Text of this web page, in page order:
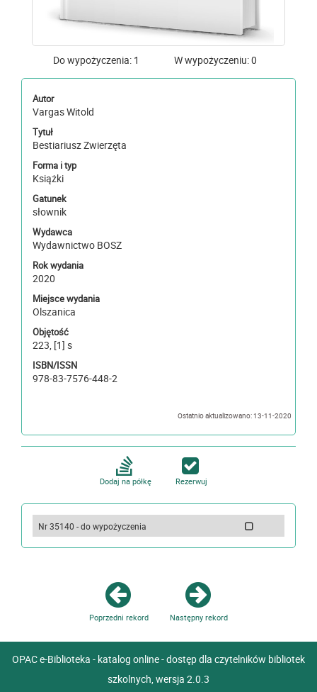
Do wypożyczenia: 1 W wypożyczeniu: 0
Autor
Vargas Witold
Tytuł
Bestiariusz Zwierzęta
Forma i typ
Książki
Gatunek
słownik
Wydawca
Wydawnictwo BOSZ
Rok wydania
2020
Miejsce wydania
Olszanica
Objętość
223, [1] s
ISBN/ISSN
978-83-7576-448-2
Ostatnio aktualizowano: 13-11-2020
Dodaj na półkę Rezerwuj
Nr 35140 - do wypożyczenia
Poprzedni rekord Następny rekord
OPAC e-Biblioteka - katalog online - dostęp dla czytelników bibliotek
szkolnych, wersja 2.0.3